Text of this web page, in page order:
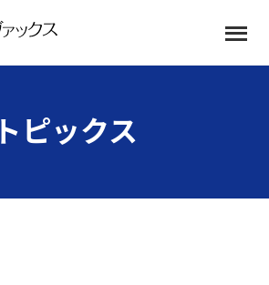
トピックス